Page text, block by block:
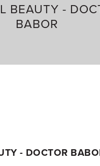
BEAUTY -
BABOR
- DOCTOR